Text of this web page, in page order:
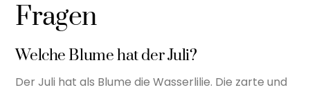
Fragen
Welche Blume hat der Juli?
Der Juli hat als Blume die Wasserlilie. Die zarte und